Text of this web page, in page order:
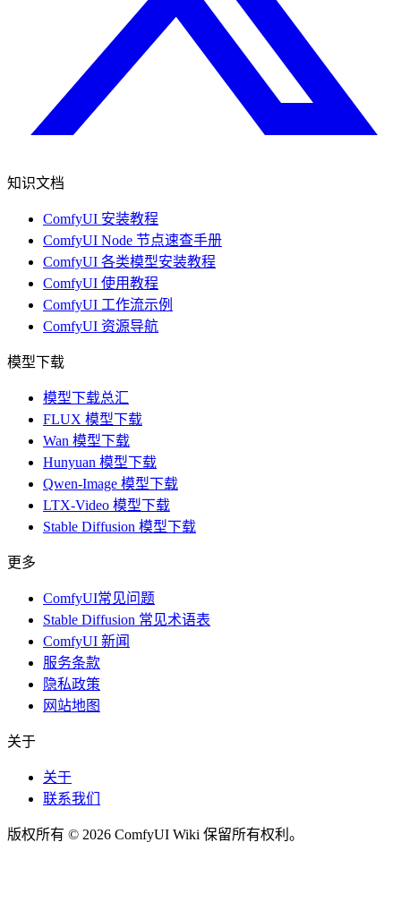
知识文档
ComfyUI 安装教程
ComfyUI Node 节点速查手册
ComfyUI 各类模型安装教程
ComfyUI 使用教程
ComfyUI 工作流示例
ComfyUI 资源导航
模型下载
模型下载总汇
FLUX 模型下载
Wan 模型下载
Hunyuan 模型下载
Qwen-Image 模型下载
LTX-Video 模型下载
Stable Diffusion 模型下载
更多
ComfyUI常见问题
Stable Diffusion 常见术语表
ComfyUI 新闻
服务条款
隐私政策
网站地图
关于
关于
联系我们
版权所有 © 2026 ComfyUI Wiki 保留所有权利。